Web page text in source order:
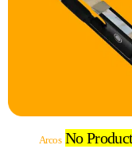
Arcos No